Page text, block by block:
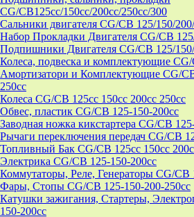
CG/CB125сс/150cc/200cc/250cc/300
Сальники двигателя CG/CB 125/150/
Набор Прокладки Двигателя CG/CB
Подпишники Двигателя CG/CB 125/
Колеса, подвеска и комплектующие
Амортизатори и Комплектующие CG/
250cc
Колеса CG/CB 125cc 150cc 200cc 250cc
Обвес, пластик CG/CB 125-150-200cc
Заводная ножка кикстартера CG/CB
Рычаги переключения передач CG/CB
Топливный Бак CG/CB 125cc 150cc
Электрика CG/CB 125-150-200cc
Коммутаторы, Реле, Генераторы CG/CB
Фары, Стопы CG/CB 125-150-200-250cc
Катушки зажигания, Стартеры,
150-200cc